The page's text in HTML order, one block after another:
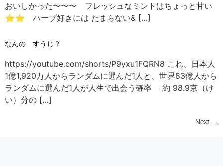
おいしかった〜〜〜 フレッシュなミントはちょっと甘い
⭐︎⭐︎ ハーブ好きには たまらない& […]
なんの すうじ？
https://youtube.com/shorts/P9yxu1FQRN8 これ、日本人
1億1,920万人からランダムに選んだ1人と、世界83億人から
ランダムに選んだ1人が人生で出会う確率 約 98.9京（け
い）分の […]
Next →